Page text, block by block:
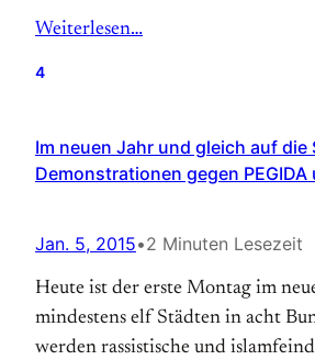
Weiterlesen…
4
Im neuen Jahr und gleich auf die
Demonstrationen gegen PEGIDA
Jan. 5, 2015•2 Minuten Lesezeit
Heute ist der erste Montag im
mindestens elf Städten in acht
werden rassistische und